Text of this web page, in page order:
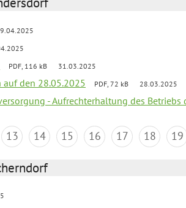
PDF, 116 kB 31.03.2025
auf den 28.05.2025 PDF, 72 kB 28.03.2025
- Aufrechterhaltung des Betriebs
13 14 15 16 17 18 19